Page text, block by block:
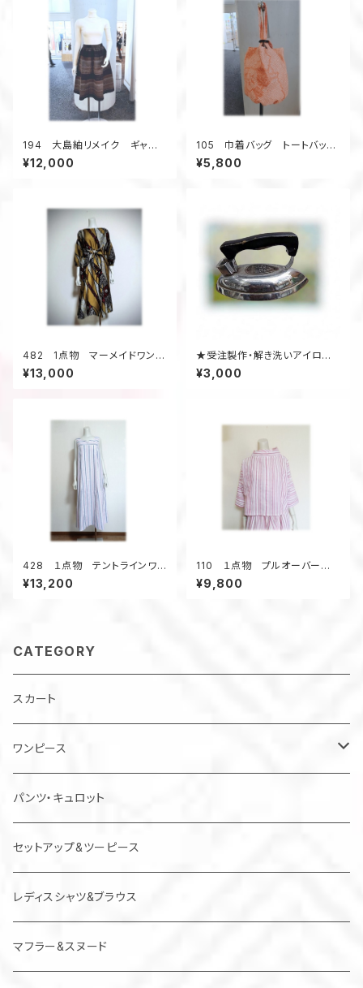
194 大島紬リメイク ギャザ
ーフレアスカート ６枚接ぎ
ボーダー柄 茶系
¥12,000
105 巾着バッグ トートバッ
グ バケツ型バッグ 小さいサ
イズ 総絞り着物 オレンジ
¥5,800
482 1点物 マーメイドワンピ
ーㇲ Aライン 着物リメイク
銘仙 シルク お出かけ 体形
¥13,000
★受注製作・解き洗いアイロン
工賃★ 着物アップサイクル
¥3,000
428 １点物 テントラインワン
ピース ジャンパースカート
ストライプ 小さいサイズ
¥13,200
110 １点物 プルオーバー
デッドストック浴衣地リメイク
ねじりオフタートル クロップド
¥9,800
CATEGORY
スカート
ワンピース
チュニック
ジャンパースカート
パンツ・キュロット
セットアップ&ツーピース
レディスシャツ&ブラウス
マフラー&スヌード